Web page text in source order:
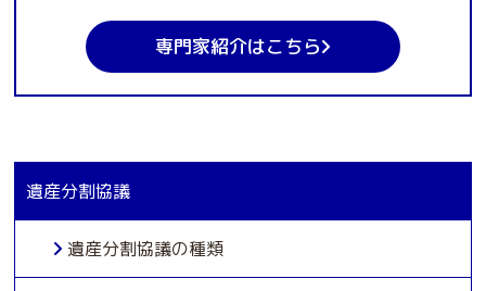
専門家紹介はこちら
遺産分割協議
遺産分割協議の種類